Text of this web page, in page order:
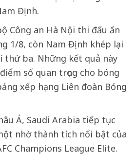
Định.
Công an Hà Nội thi đấu ấn
1/8, còn Nam Định khép lại
thứ ba. Những kết quả này
số quan trọng cho bóng
xếp hạng Liên đoàn Bóng
Á, Saudi Arabia tiếp tục
nhờ thành tích nổi bật của
Champions League Elite.